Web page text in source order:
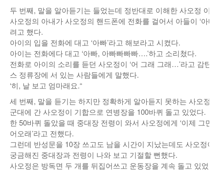
두 번째, 말을 알아듣기는 들었는데 정반대로 이해한 사오정 이
사오정의 아내가 사오정의 핸드폰에 전화를 걸어서 아들이 ‘아빠
려고 했다.
아이의 입을 전화에 대고 ‘아빠’라고 해보라고 시켰다.
아이는 전화에다 대고 ‘아빠, 아빠빠빠빠….’하고 소리쳤다.
전화로 아이의 소리를 듣던 사오정이 ‘어 그래 그래…’라고 감탄
스 정류장에 서 있는 사람들에게 말했다.
‘히, 날 보고 엄마래요.“
세 번째, 말을 듣기는 하지만 정확하게 알아듣지 못하는 사오정
군대에 간 사오정이 기합으로 연병장을 100바퀴 돌고 있었다.
한 50바퀴 돌았을 때 중대장 전령이 와서 사오정에게 ‘이제 그만
어오래’라고 전했다.
그런데 반성문을 10장 쓰고도 남을 시간이 지났는데도 사오정이
궁금해진 중대장과 전령이 나와 보고 기절할 뻔했다.
사오정은 방독면 두 개를 뒤집어쓰고 운동장을 계속 돌고 있었다.